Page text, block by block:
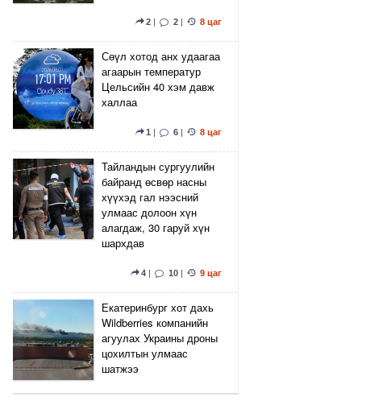
2 | 2 | 8 цаг
Сөүл хотод анх удаагаа
агаарын температур
Цельсийн 40 хэм давж
халлаа
1 | 6 | 8 цаг
Тайландын сургуулийн
байранд өсвөр насны
хүүхэд гал нээсний
улмаас долоон хүн
алагдаж, 30 гаруй хүн
шархдав
4 | 10 | 9 цаг
Екатеринбург хот дахь
Wildberries компанийн
агуулах Украины дроны
цохилтын улмаас
шатжээ